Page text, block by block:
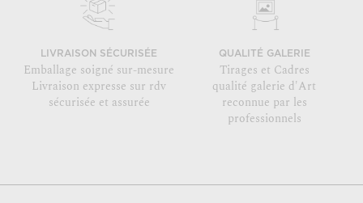
LIVRAISON SÉCURISÉE
Emballage soigné sur-mesure
Livraison expresse sur rdv
sécurisée et assurée
QUALITÉ GALERIE
Tirages et Cadres
qualité galerie d'Art
reconnue par les
professionnels